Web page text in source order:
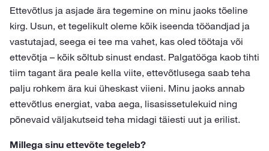
Ettevõtlus ja asjade ära tegemine on minu jaoks tõeline
kirg. Usun, et tegelikult oleme kõik iseenda tööandjad ja
vastutajad, seega ei tee ma vahet, kas oled töötaja või
ettevõtja – kõik sõltub sinust endast. Palgatööga kaob tihti
tiim tagant ära peale kella viite, ettevõtlusega saab teha
palju rohkem ära kui üheskast viieni. Minu jaoks annab
ettevõtlus energiat, vaba aega, lisasissetulekuid ning
põnevaid väljakutseid teha midagi täiesti uut ja erilist.
Millega sinu ettevõte tegeleb?